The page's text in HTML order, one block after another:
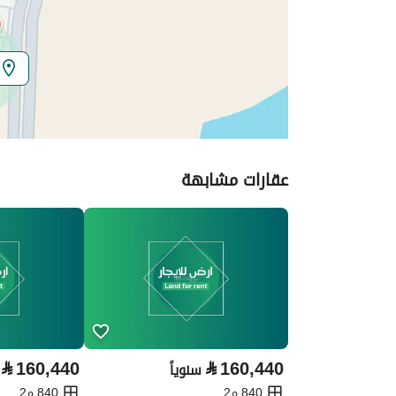
الحي
اسم الشارع
خميس مشيط
الرمز البريدي
تفاصيل العقار
للإيجار
استخدام العقار
-
نوع العقار
اراضي سكنية
عقارات مشابهة
⃁160,440 سنوياً ⃁160,440